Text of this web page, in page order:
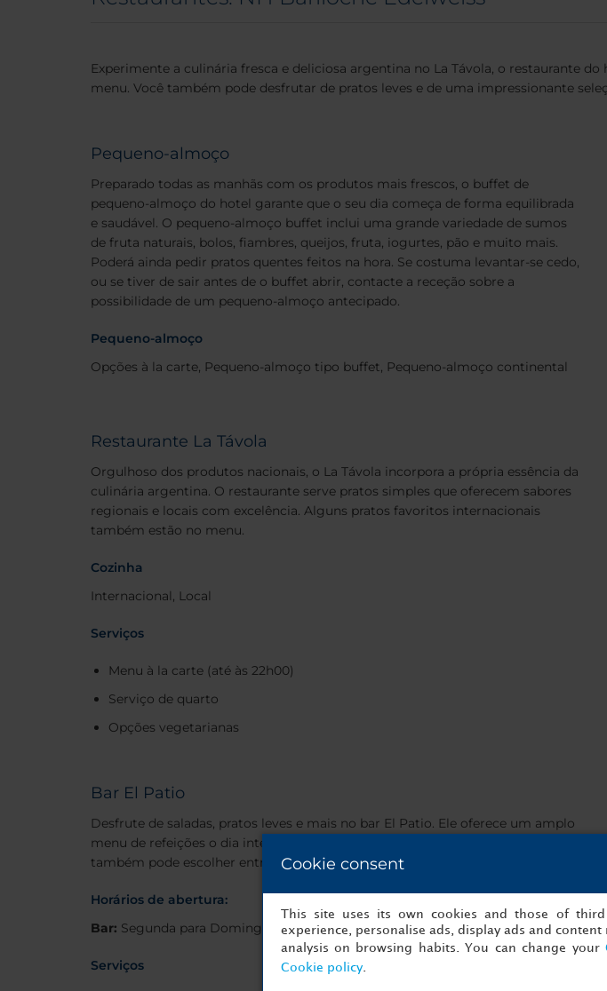
Experimente a culinária fresca e deliciosa argentina no La Távola, o restaurante
menu. Você também pode desfrutar de pratos leves e de uma impressionante
Pequeno-almoço
Preparado todas as manhãs com os produtos mais frescos, o buffet de
pequeno-almoço do hotel garante que o seu dia começa de forma equilibrada
e saudável. O pequeno-almoço buffet inclui uma grande variedade de sumos
de fruta naturais, bolos, fiambres, queijos, fruta, iogurtes, pão e muito mais.
Poderá ainda pedir pratos quentes feitos na hora. Se costuma levantar-se cedo,
ou se tiver de sair antes de o buffet abrir, contacte a receção sobre a
possibilidade de um pequeno-almoço antecipado.
Pequeno-almoço
Opções à la carte, Pequeno-almoço tipo buffet, Pequeno-almoço continental
Restaurante La Távola
Orgulhoso dos produtos nacionais, o La Távola incorpora a própria essência da
culinária argentina. O restaurante serve pratos simples que oferecem sabores
regionais e locais com excelência. Alguns pratos favoritos internacionais
também estão no menu.
Cozinha
Internacional, Local
Serviços
Menu à la carte (até às 22h00)
Serviço de quarto
Opções vegetarianas
Bar El Patio
Desfrute de saladas, pratos leves e mais no bar El Patio. Ele oferece um amplo
menu de refeições o dia inteiro, incluindo opções leves e saudáveis. Você
também pode escolher entre uma seleção de vinhos.
Horários de abertura:
Bar: Segunda para Domingo 11:00 - 23:00
Serviços
Cookie consent
This site uses its own cookies and those of
experience, personalise ads, display ads and
analysis on browsing habits. You can change your
Cookie policy.